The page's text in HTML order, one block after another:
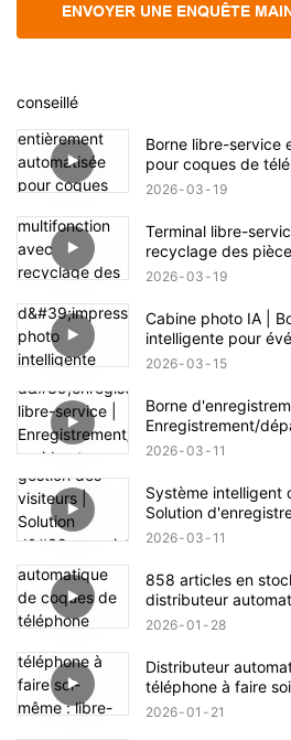
ENVOYER UNE ENQUÊTE
conseillé
Borne libre-service
pour coques de
2026 03 19
Terminal libre-
recyclage des
2026 03 19
Cabine photo IA |
intelligente pour
2026 03 15
Borne
Enregistrement/
2026 03 11
Système intelligent
Solution
sécurisée
2026 03 11
858 articles en
distributeur
téléphone recèle
2026 01 28
Distributeur
téléphone à faire
fabrication en un clic
2026 01 21